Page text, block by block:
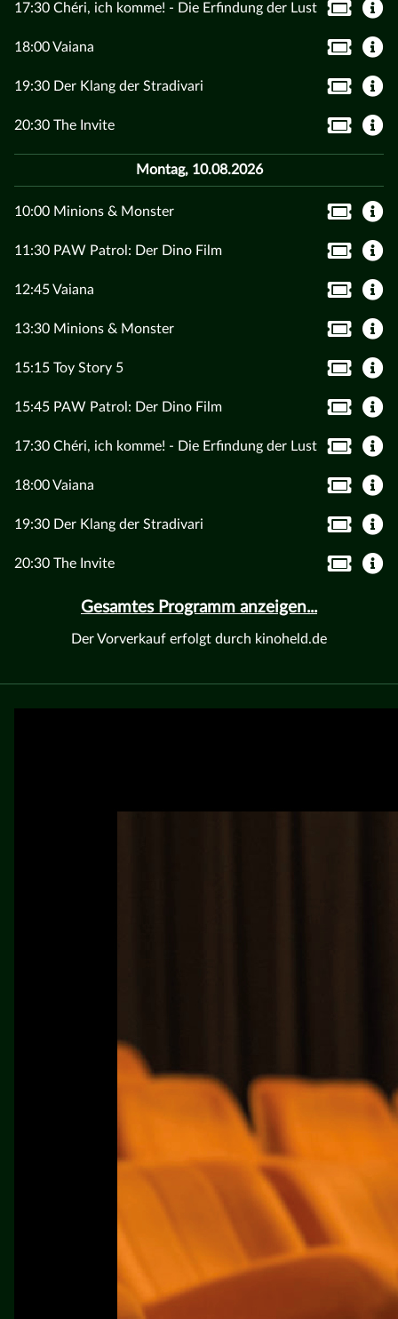
17:30 Chéri, ich komme! - Die Erfindung der Lust
18:00 Vaiana
19:30 Der Klang der Stradivari
20:30 The Invite
Montag, 10.08.2026
10:00 Minions & Monster
11:30 PAW Patrol: Der Dino Film
12:45 Vaiana
13:30 Minions & Monster
15:15 Toy Story 5
15:45 PAW Patrol: Der Dino Film
17:30 Chéri, ich komme! - Die Erfindung der Lust
18:00 Vaiana
19:30 Der Klang der Stradivari
20:30 The Invite
Gesamtes Programm anzeigen...
Der Vorverkauf erfolgt durch kinoheld.de